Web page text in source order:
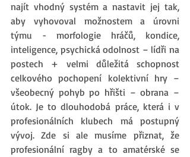
najít vhodný systém a nastavit jej tak,
aby vyhovoval možnostem a úrovni
týmu - morfologie hráčů, kondice,
inteligence, psychická odolnost – lídři na
postech + velmi důležitá schopnost
celkového pochopení kolektivní hry –
všeobecný pohyb po hřišti – obrana –
útok. Je to dlouhodobá práce, která i v
profesionálních klubech má postupný
vývoj. Zde si ale musíme přiznat, že
profesionální ragby a to amatérské se